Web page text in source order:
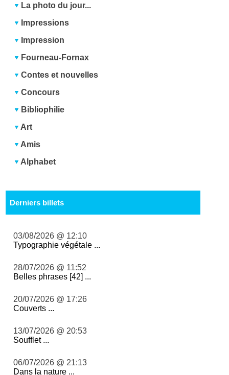
La photo du jour...
Impressions
Impression
Fourneau-Fornax
Contes et nouvelles
Concours
Bibliophilie
Art
Amis
Alphabet
Derniers billets
03/08/2026 @ 12:10
Typographie végétale ...
28/07/2026 @ 11:52
Belles phrases [42] ...
20/07/2026 @ 17:26
Couverts ...
13/07/2026 @ 20:53
Soufflet ...
06/07/2026 @ 21:13
Dans la nature ...